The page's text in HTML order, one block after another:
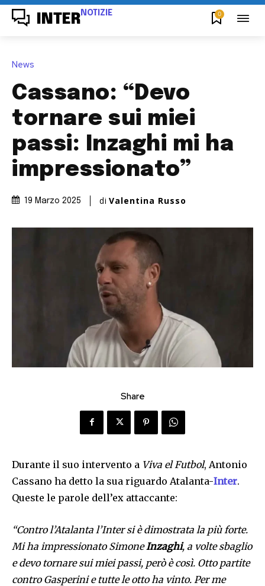
INTER NOTIZIE 0
News
Cassano: “Devo
tornare sui miei
passi: Inzaghi mi ha
impressionato”
19 Marzo 2025 di Valentina Russo
Share
Durante il suo intervento a Viva el Futbol, Antonio
Cassano ha detto la sua riguardo Atalanta-Inter.
Queste le parole dell’ex attaccante:
“Contro l’Atalanta l’Inter si è dimostrata la più forte.
Mi ha impressionato SimoneInzaghi, a volte sbaglio
e devo tornare sui miei passi, però è così. Otto partite
contro Gasperini e tutte le otto ha vinto. Per me